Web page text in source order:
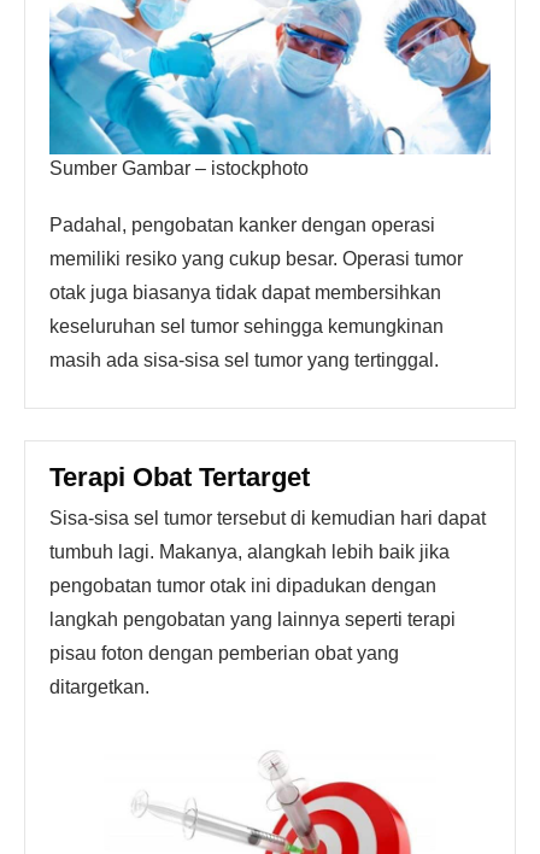
Sumber Gambar – istockphoto
Padahal, pengobatan kanker dengan operasi
memiliki resiko yang cukup besar. Operasi tumor
otak juga biasanya tidak dapat membersihkan
keseluruhan sel tumor sehingga kemungkinan
masih ada sisa-sisa sel tumor yang tertinggal.
Terapi Obat Tertarget
Sisa-sisa sel tumor tersebut di kemudian hari dapat
tumbuh lagi. Makanya, alangkah lebih baik jika
pengobatan tumor otak ini dipadukan dengan
langkah pengobatan yang lainnya seperti terapi
pisau foton dengan pemberian obat yang
ditargetkan.